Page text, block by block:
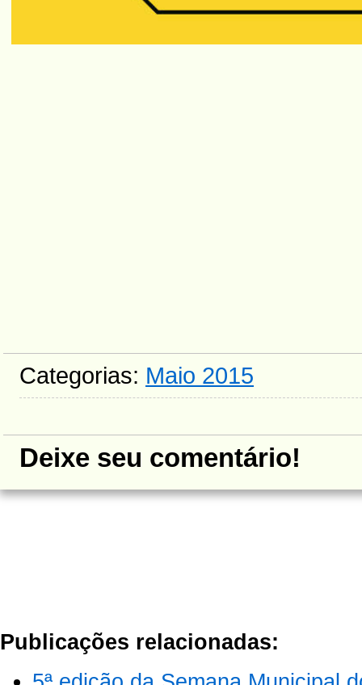
Categorias: Maio 2015
Deixe seu comentário!
Publicações relacionadas: